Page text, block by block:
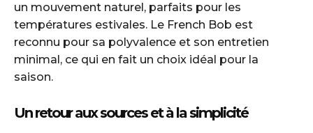
un mouvement naturel, parfaits pour les
températures estivales. Le French Bob est
reconnu pour sa polyvalence et son entretien
minimal, ce qui en fait un choix idéal pour la
saison.
Un retour aux sources et à la simplicité